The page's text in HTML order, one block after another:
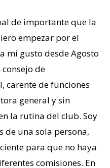
de importante que la
empezar por el
mi gusto desde Agosto
de
carente de funciones
general y sin
la rutina del club. Soy
de una sola persona,
para que no haya
comisiones. En